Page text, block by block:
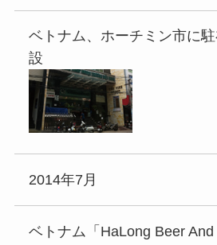
ベトナム、ホーチミン市に
設
2014年7月
ベトナム「HaLong Beer